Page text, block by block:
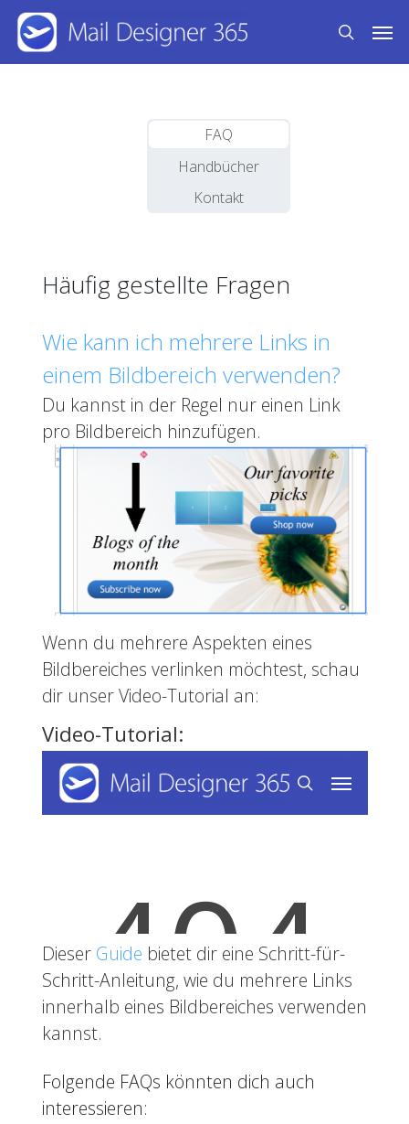
Skip
main
search
FAQ
Handbücher
Kontakt
Häufig gestellte Fragen
Wie kann ich mehrere Links in
einem Bildbereich verwenden?
Du kannst in der Regel nur einen Link
pro Bildbereich hinzufügen.
Wenn du mehrere Aspekten eines
Bildbereiches verlinken möchtest, schau
dir unser Video-Tutorial an:
Video-Tutorial:
Dieser Guide bietet dir eine Schritt-für-
Schritt-Anleitung, wie du mehrere Links
innerhalb eines Bildbereiches verwenden
kannst.
Folgende FAQs könnten dich auch
interessieren: